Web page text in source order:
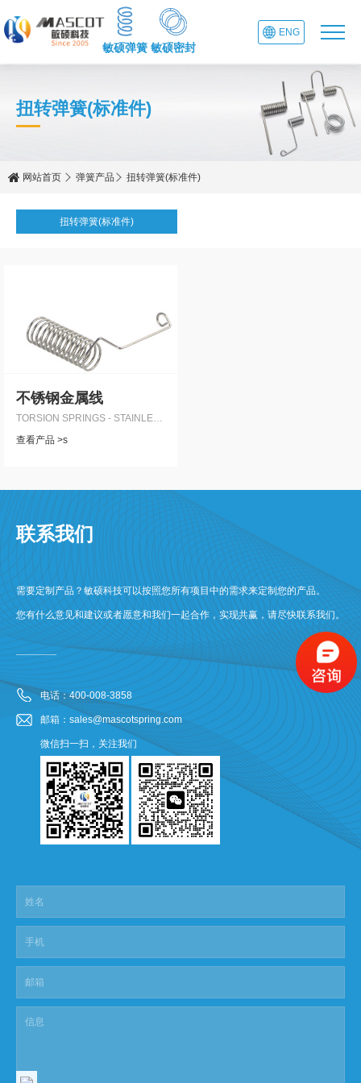
敏硕弹簧 敏硕密封
ENG
扭转弹簧(标准件)
网站首页 弹簧产品 扭转弹簧(标准件)
扭转弹簧(标准件)
不锈钢金属线
查看产品 >s
联系我们
需要定制产品？敏硕科技可以按照您所有项目中的需求来定制您的产品。
您有什么意见和建议或者愿意和我们一起合作，实现共赢，请尽快联系我们。
电话：400-008-3858
邮箱：sales@mascotspring.com
微信扫一扫，关注我们